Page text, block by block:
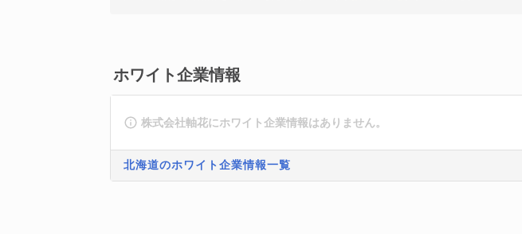
ホワイト企業情報
株式会社軸花にホワイト企業情報はありません。
北海道のホワイト企業情報一覧